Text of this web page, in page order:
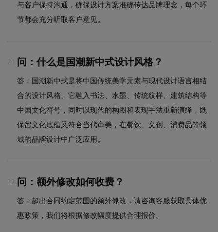
与客户保持沟通，确保设计方案准确传达品牌理念，每个环
节都会充分听取客户意见。
21. 问：什么是国潮新中式设计风格？
答：国潮新中式是将中国传统美学元素与现代设计语言相结
合的设计风格。它融入书法、水墨、传统纹样、建筑结构等
中国文化符号，同时以现代的构图和表现手法重新演绎，既
保留文化底蕴又符合当代审美，在餐饮、文创、消费品等领
域的品牌设计中广泛应用。
22. 问：额外修改如何收费？
答：超出合同约定范围的额外修改，请咨询客服获取具体优
惠政策，我们将根据修改幅度提供合理报价。